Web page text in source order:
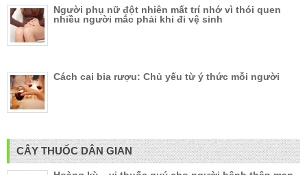
Người phụ nữ đột nhiên mất trí nhớ vì thói quen
nhiều người mắc phải khi đi vệ sinh
Cách cai bia rượu: Chủ yếu từ ý thức mỗi người
CÂY THUỐC DÂN GIAN